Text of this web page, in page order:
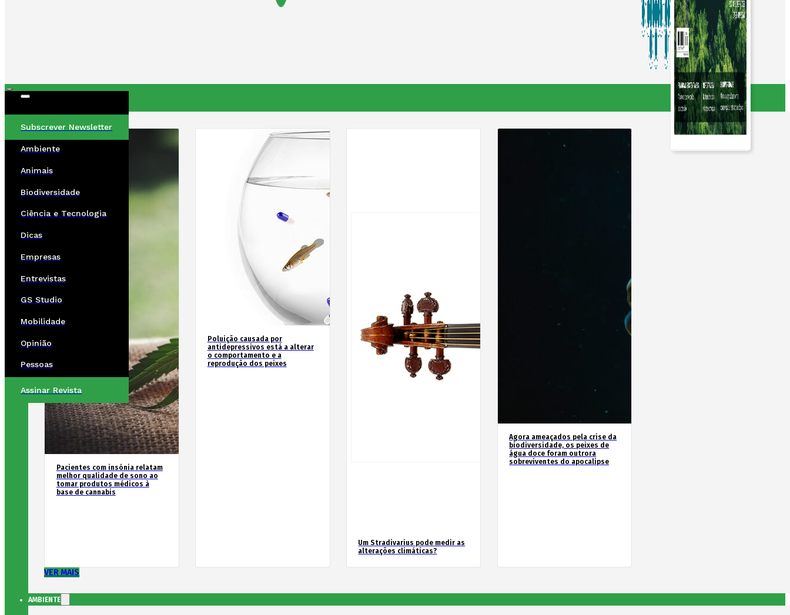
Subscrever Newsletter
Ambiente
Animais
Biodiversidade
Ciência e Tecnologia
Dicas
Empresas
Entrevistas
GS Studio
Mobilidade
Opinião
Pessoas
Assinar Revista
Pacientes com insónia relatam
melhor qualidade de sono ao
tomar produtos médicos à
base de cannabis
Poluição causada por
antidepressivos está a alterar
o comportamento e a
reprodução dos peixes
Um Stradivarius pode medir as
alterações climáticas?
Agora ameaçados pela crise da
biodiversidade, os peixes de
água doce foram outrora
sobreviventes do apocalipse
VER MAIS
AMBIENTE